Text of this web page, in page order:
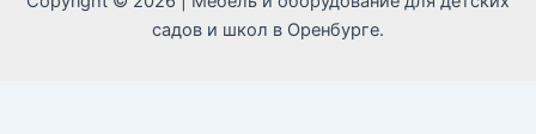
садов и школ в Оренбурге.